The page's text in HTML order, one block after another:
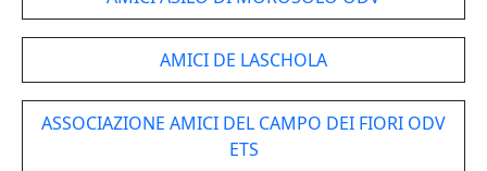
AMICI DE LASCHOLA
ASSOCIAZIONE AMICI DEL CAMPO DEI FIORI ODV
ETS